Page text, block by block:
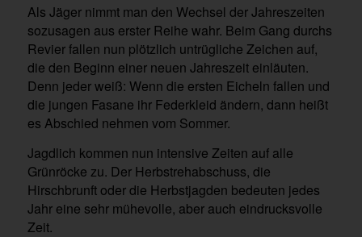
Als Jäger nimmt man den Wechsel der Jahreszeiten
sozusagen aus erster Reihe wahr. Beim Gang durchs
Revier fallen nun plötzlich untrügliche Zeichen auf,
die den Beginn einer neuen Jahreszeit einläuten.
Denn jeder weiß: Wenn die ersten Eicheln fallen und
die jungen Fasane ihr Federkleid ändern, dann heißt
es Abschied nehmen vom Sommer.
Jagdlich kommen nun intensive Zeiten auf alle
Grünröcke zu. Der Herbstrehabschuss, die
Hirschbrunft oder die Herbstjagden bedeuten jedes
Jahr eine sehr mühevolle, aber auch eindrucksvolle
Zeit.